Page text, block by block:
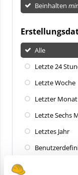
Beinhalten
Alle
Letzte 24
Letzte Woche
Letzter Monat
Letzte Sechs
Letztes Jahr